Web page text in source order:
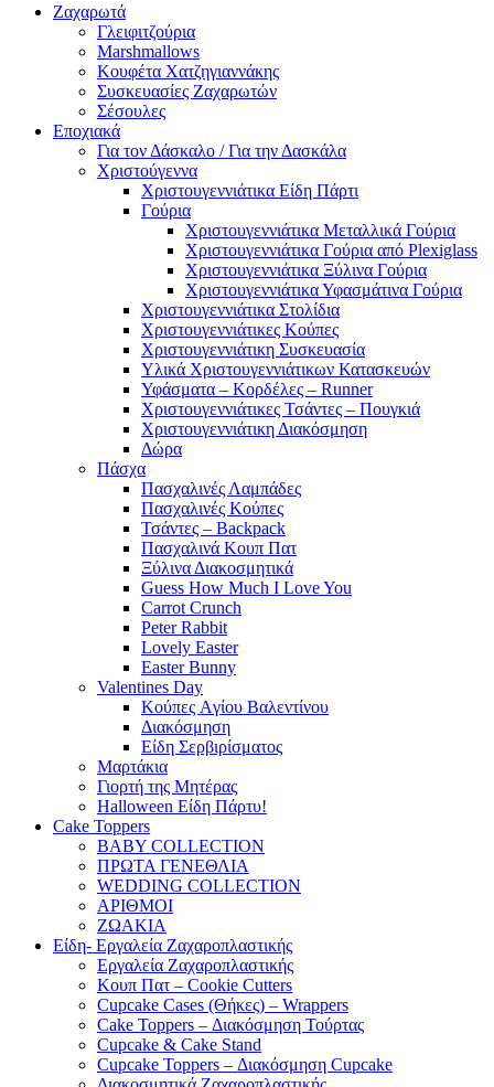
Ζαχαρωτά
Γλειφιτζούρια
Marshmallows
Κουφέτα Χατζηγιαννάκης
Συσκευασίες Ζαχαρωτών
Σέσουλες
Εποχιακά
Για τον Δάσκαλο / Για την Δασκάλα
Χριστούγεννα
Χριστουγεννιάτικα Είδη Πάρτι
Γούρια
Χριστουγεννιάτικα Μεταλλικά Γούρια
Χριστουγεννιάτικα Γούρια από Plexiglass
Χριστουγεννιάτικα Ξύλινα Γούρια
Χριστουγεννιάτικα Υφασμάτινα Γούρια
Χριστουγεννιάτικα Στολίδια
Χριστουγεννιάτικες Κούπες
Χριστουγεννιάτικη Συσκευασία
Υλικά Χριστουγεννιάτικων Κατασκευών
Υφάσματα – Κορδέλες – Runner
Χριστουγεννιάτικες Τσάντες – Πουγκιά
Χριστουγεννιάτικη Διακόσμηση
Δώρα
Πάσχα
Πασχαλινές Λαμπάδες
Πασχαλινές Κούπες
Τσάντες – Backpack
Πασχαλινά Κουπ Πατ
Ξύλινα Διακοσμητικά
Guess How Much I Love You
Carrot Crunch
Peter Rabbit
Lovely Easter
Easter Bunny
Valentines Day
Κούπες Aγίου Βαλεντίνου
Διακόσμηση
Είδη Σερβιρίσματος
Μαρτάκια
Γιορτή της Μητέρας
Halloween Είδη Πάρτυ!
Cake Toppers
BABY COLLECTION
ΠΡΩΤΑ ΓΕΝΕΘΛΙΑ
WEDDING COLLECTION
ΑΡΙΘΜΟΙ
ΖΩΑΚΙΑ
Είδη- Εργαλεία Ζαχαροπλαστικής
Εργαλεία Ζαχαροπλαστικής
Κουπ Πατ – Cookie Cutters
Cupcake Cases (Θήκες) – Wrappers
Cake Toppers – Διακόσμηση Τούρτας
Cupcake & Cake Stand
Cupcake Toppers – Διακόσμηση Cupcake